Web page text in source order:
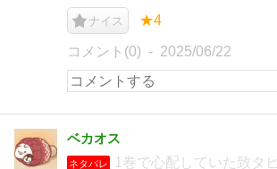
ナイス ★4
コメント(0) 2025/06/22
ベカオス
ネタバレ
1巻で心配していた致タ